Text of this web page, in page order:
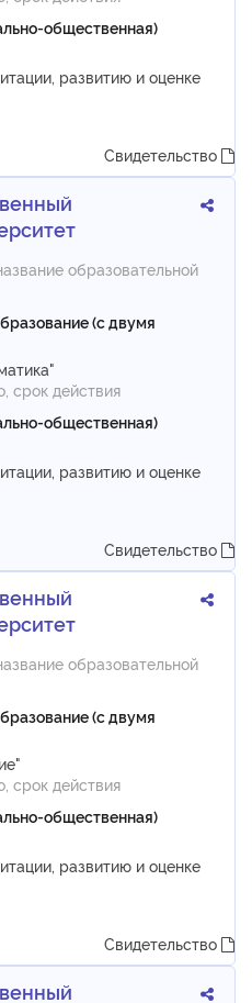
общественная)
развитию и оценке
Свидетельство
образовательной
(с двумя
срок действия
общественная)
развитию и оценке
Свидетельство
образовательной
(с двумя
срок действия
общественная)
развитию и оценке
Свидетельство